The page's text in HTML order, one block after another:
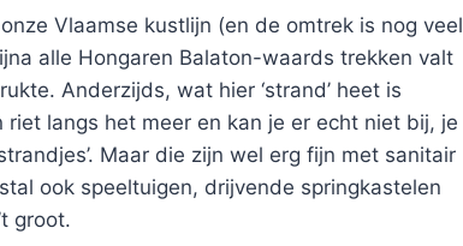
Vlaamse kustlijn (en de omtrek is nog veel
alle Hongaren Balaton-waards trekken valt
Anderzijds, wat hier ‘strand’ heet is
langs het meer en kan je er echt niet bij, je
Maar die zijn wel erg fijn met sanitair
ook speeltuigen, drijvende springkastelen
groot.